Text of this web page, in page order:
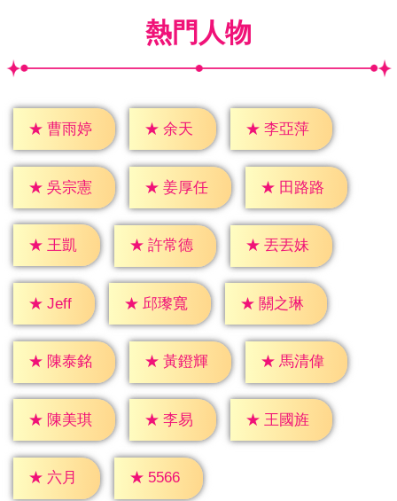
熱門人物
★ 曹雨婷 ★ 余天 ★ 李亞萍
★ 吳宗憲 ★ 姜厚任 ★ 田路路
★ 王凱 ★ 許常德 ★ 丟丟妹
★ Jeff ★ 邱瓈寬 ★ 關之琳
★ 陳泰銘 ★ 黃鐙輝 ★ 馬清偉
★ 陳美琪 ★ 李易 ★ 王國旌
★ 六月 ★ 5566